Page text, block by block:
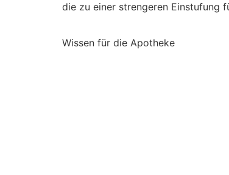
die zu einer strengeren Einstufung
Wissen für die Apotheke